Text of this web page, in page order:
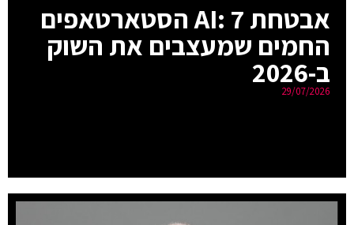
אבטחת AI: 7 הסטארטאפים
החמים שמעצבים את השוק
ב-2026
29/07/2026